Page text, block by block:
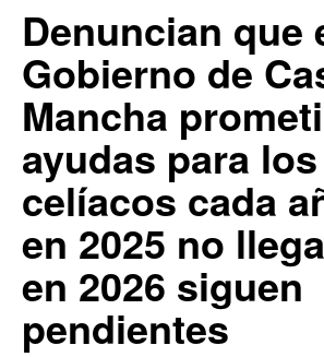
Denuncian que
Gobierno de
Mancha
ayudas para los
celíacos cada
en 2025 no
en 2026 siguen
pendientes